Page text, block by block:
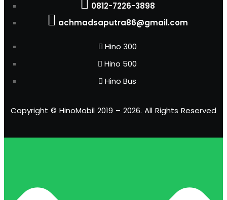
0812-7226-3898
achmadsaputra86@gmail.com
Hino 300
Hino 500
Hino Bus
Copyright © HinoMobil 2019 – 2026. All Rights Reserved